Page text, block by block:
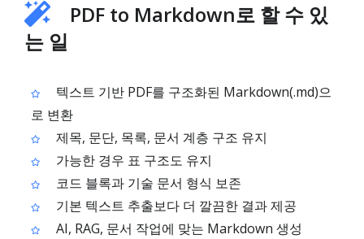
PDF to Markdown로 할 수 있
는 일
텍스트 기반 PDF를 구조화된 Markdown(.md)으
로 변환
제목, 문단, 목록, 문서 계층 구조 유지
가능한 경우 표 구조도 유지
코드 블록과 기술 문서 형식 보존
기본 텍스트 추출보다 더 깔끔한 결과 제공
AI, RAG, 문서 작업에 맞는 Markdown 생성